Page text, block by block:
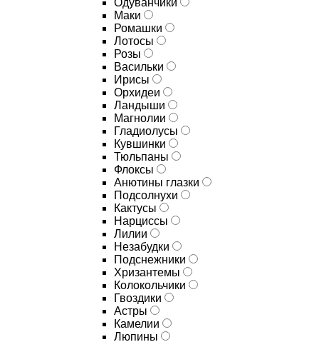
Одуванчики
Маки
Ромашки
Лотосы
Розы
Васильки
Ирисы
Орхидеи
Ландыши
Магнолии
Гладиолусы
Кувшинки
Тюльпаны
Флоксы
Анютины глазки
Подсолнухи
Кактусы
Нарциссы
Лилии
Незабудки
Подснежники
Хризантемы
Колокольчики
Гвоздики
Астры
Камелии
Люпины